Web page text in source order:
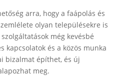
arra, hogy a faápolás és
olyan településekre is
még kevésbé
kapcsolatok és a közös munka
bizalmat építhet, és új
meg.